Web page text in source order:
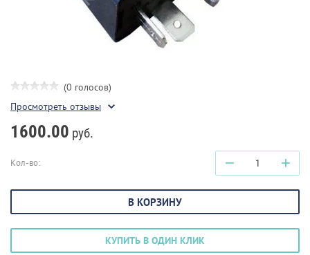
(0 голосов)
Просмотреть отзывы
1600.00 руб.
Кол-во: − +
В КОРЗИНУ
КУПИТЬ В ОДИН КЛИК